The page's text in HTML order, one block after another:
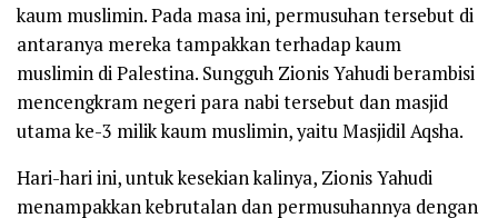
kaum muslimin. Pada masa ini, permusuhan tersebut di
antaranya mereka tampakkan terhadap kaum
muslimin di Palestina. Sungguh Zionis Yahudi berambisi
mencengkram negeri para nabi tersebut dan masjid
utama ke-3 milik kaum muslimin, yaitu Masjidil Aqsha.
Hari-hari ini, untuk kesekian kalinya, Zionis Yahudi
menampakkan kebrutalan dan permusuhannya dengan